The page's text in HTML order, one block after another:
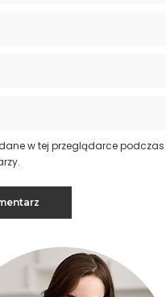
w tej przeglądarce